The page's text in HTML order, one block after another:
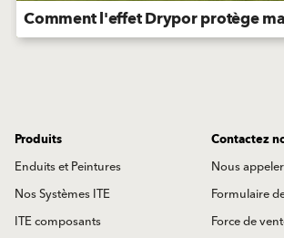
Comment l'effet Drypor protège
Produits
Enduits et Peintures
Nos Systèmes ITE
ITE composants
Contactez
Nous appeler
Formulaire
Force de